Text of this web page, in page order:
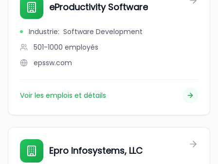
eProductivity Software
Industrie: Software Development
501-1000 employés
epssw.com
Voir les emplois et détails
Epro Infosystems, LLC